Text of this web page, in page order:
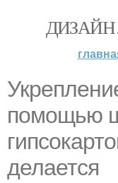
ДИЗАЙН
помощью
делается